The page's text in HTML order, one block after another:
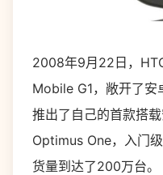
2008年9月22日，
Mobile G1，敞开了安
推出了自己的首款搭
Optimus One，入门
货量到达了200万台。